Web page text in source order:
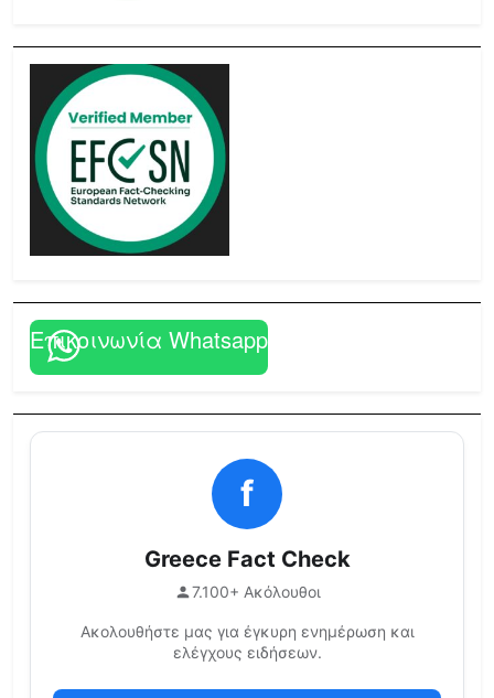
Επικοινωνία Whatsapp
f
Greece Fact Check
7.100+ Ακόλουθοι
Ακολουθήστε μας για έγκυρη ενημέρωση και
ελέγχους ειδήσεων.